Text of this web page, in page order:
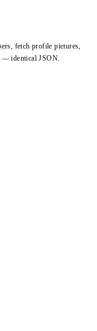
fetch profile pictures,
— identical JSON.